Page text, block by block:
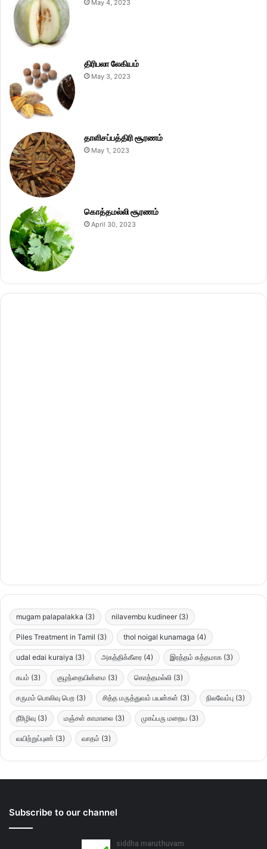
May 4, 2023
திரிபலா லேகியம்
May 3, 2023
தாளிசப்பத்திரி சூரணம்
May 1, 2023
கொத்தமல்லி சூரணம்
April 30, 2023
mugam palapalakka (3) nilavembu kudineer (3)
Piles Treatment in Tamil (3) thol noigal kunamaga (4)
udal edai kuraiya (3) அகத்திக்கீரை (4) இரத்தம் சுத்தமாக (3)
கபம் (3) குழந்தையின்மை (3) கொத்தமல்லி (3)
சருமம் பொலிவு பெற (3) சித்த மருத்துவம் பயன்கள் (3) நிலவேம்பு (3)
நீரிழிவு (3) மஞ்சள் காமாலை (3) முகப்பரு மறைய (3)
வயிற்றுப்புண் (3) வாதம் (3)
Subscribe to our channel